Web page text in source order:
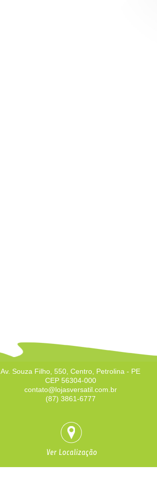
Av. Souza Filho, 550, Centro, Petrolina - PE
CEP 56304-000
contato@lojasversatil.com.br
(87) 3861-6777